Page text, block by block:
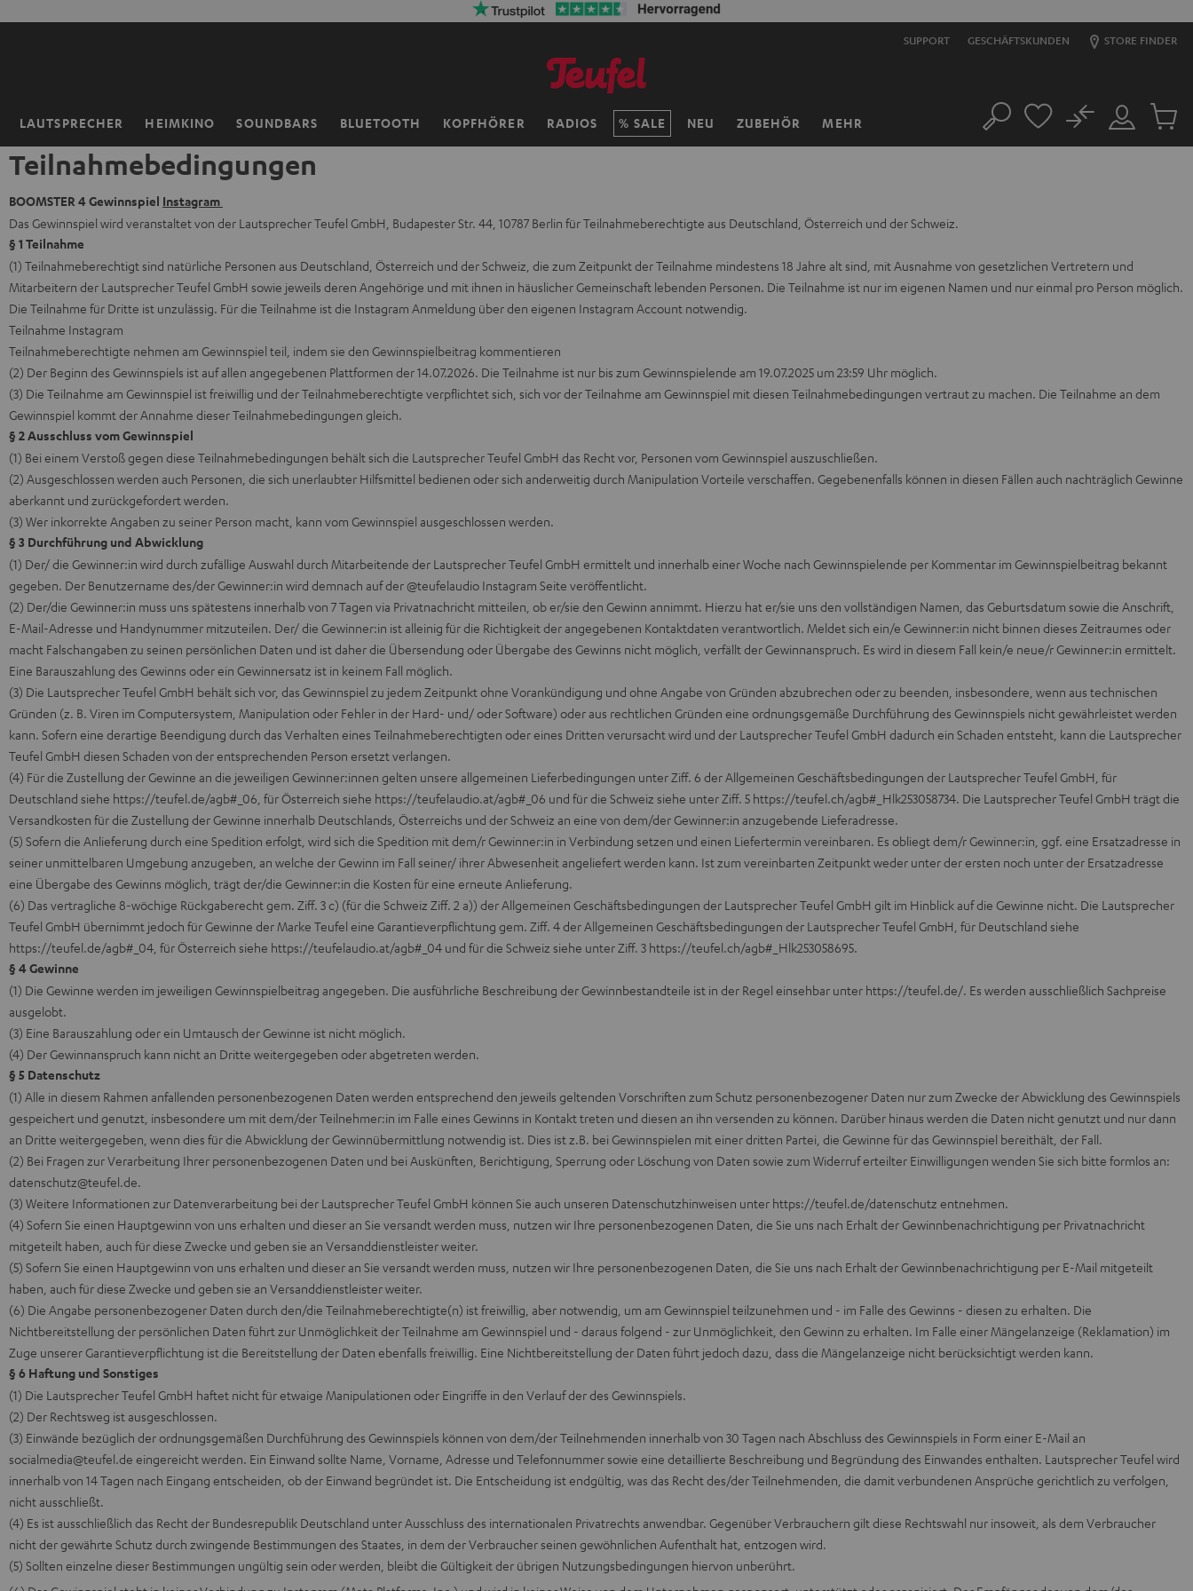
SUPPORT GESCHÄFTSKUNDEN STORE FINDER
LAUTSPRECHER HEIMKINO SOUNDBARS BLUETOOTH KOPFHÖRER RADIOS SALE NEU ZUBEHÖR MEHR
Startseite Suche
Mein
Konto
No
Artikel
Teilnahmebedingungen
BOOMSTER 4 Gewinnspiel Instagram
Das Gewinnspiel wird veranstaltet von der Lautsprecher Teufel GmbH, Budapester Str. 44, 10787 Berlin für Teilnahmeberechtigte aus Deutschland, Österreich und der Schweiz.
§ 1 Teilnahme
(1) Teilnahmeberechtigt sind natürliche Personen aus Deutschland, Österreich und der Schweiz, die zum Zeitpunkt der Teilnahme mindestens 18 Jahre alt sind, mit Ausnahme von gesetzlichen Vertretern und
Mitarbeitern der Lautsprecher Teufel GmbH sowie jeweils deren Angehörige und mit ihnen in häuslicher Gemeinschaft lebenden Personen. Die Teilnahme ist nur im eigenen Namen und nur einmal pro Person möglich.
Die Teilnahme für Dritte ist unzulässig. Für die Teilnahme ist die Instagram Anmeldung über den eigenen Instagram Account notwendig.
Teilnahme Instagram
Teilnahmeberechtigte nehmen am Gewinnspiel teil, indem sie den Gewinnspielbeitrag kommentieren
(2) Der Beginn des Gewinnspiels ist auf allen angegebenen Plattformen der 14.07.2026. Die Teilnahme ist nur bis zum Gewinnspielende am 19.07.2025 um 23:59 Uhr möglich.
(3) Die Teilnahme am Gewinnspiel ist freiwillig und der Teilnahmeberechtigte verpflichtet sich, sich vor der Teilnahme am Gewinnspiel mit diesen Teilnahmebedingungen vertraut zu machen. Die Teilnahme an dem
Gewinnspiel kommt der Annahme dieser Teilnahmebedingungen gleich.
§ 2 Ausschluss vom Gewinnspiel
(1) Bei einem Verstoß gegen diese Teilnahmebedingungen behält sich die Lautsprecher Teufel GmbH das Recht vor, Personen vom Gewinnspiel auszuschließen.
(2) Ausgeschlossen werden auch Personen, die sich unerlaubter Hilfsmittel bedienen oder sich anderweitig durch Manipulation Vorteile verschaffen. Gegebenenfalls können in diesen Fällen auch nachträglich Gewinne
aberkannt und zurückgefordert werden.
(3) Wer inkorrekte Angaben zu seiner Person macht, kann vom Gewinnspiel ausgeschlossen werden.
§ 3 Durchführung und Abwicklung
(1) Der/ die Gewinner:in wird durch zufällige Auswahl durch Mitarbeitende der Lautsprecher Teufel GmbH ermittelt und innerhalb einer Woche nach Gewinnspielende per Kommentar im Gewinnspielbeitrag bekannt
gegeben. Der Benutzername des/der Gewinner:in wird demnach auf der @teufelaudio Instagram Seite veröffentlicht.
(2) Der/die Gewinner:in muss uns spätestens innerhalb von 7 Tagen via Privatnachricht mitteilen, ob er/sie den Gewinn annimmt. Hierzu hat er/sie uns den vollständigen Namen, das Geburtsdatum sowie die Anschrift,
E-Mail-Adresse und Handynummer mitzuteilen. Der/ die Gewinner:in ist alleinig für die Richtigkeit der angegebenen Kontaktdaten verantwortlich. Meldet sich ein/e Gewinner:in nicht binnen dieses Zeitraumes oder
macht Falschangaben zu seinen persönlichen Daten und ist daher die Übersendung oder Übergabe des Gewinns nicht möglich, verfällt der Gewinnanspruch. Es wird in diesem Fall kein/e neue/r Gewinner:in ermittelt.
Eine Barauszahlung des Gewinns oder ein Gewinnersatz ist in keinem Fall möglich.
(3) Die Lautsprecher Teufel GmbH behält sich vor, das Gewinnspiel zu jedem Zeitpunkt ohne Vorankündigung und ohne Angabe von Gründen abzubrechen oder zu beenden, insbesondere, wenn aus technischen
Gründen (z. B. Viren im Computersystem, Manipulation oder Fehler in der Hard- und/ oder Software) oder aus rechtlichen Gründen eine ordnungsgemäße Durchführung des Gewinnspiels nicht gewährleistet werden
kann. Sofern eine derartige Beendigung durch das Verhalten eines Teilnahmeberechtigten oder eines Dritten verursacht wird und der Lautsprecher Teufel GmbH dadurch ein Schaden entsteht, kann die Lautsprecher
Teufel GmbH diesen Schaden von der entsprechenden Person ersetzt verlangen.
(4) Für die Zustellung der Gewinne an die jeweiligen Gewinner:innen gelten unsere allgemeinen Lieferbedingungen unter Ziff. 6 der Allgemeinen Geschäftsbedingungen der Lautsprecher Teufel GmbH, für
Deutschland siehe https://teufel.de/agb#_06 , für Österreich siehe https://teufelaudio.at/agb#_06 und für die Schweiz siehe unter Ziff. 5 https://teufel.ch/agb#_Hlk253058734. Die Lautsprecher Teufel GmbH trägt die
Versandkosten für die Zustellung der Gewinne innerhalb Deutschlands, Österreichs und der Schweiz an eine von dem/der Gewinner:in anzugebende Lieferadresse.
(5) Sofern die Anlieferung durch eine Spedition erfolgt, wird sich die Spedition mit dem/r Gewinner:in in Verbindung setzen und einen Liefertermin vereinbaren. Es obliegt dem/r Gewinner:in, ggf. eine Ersatzadresse in
seiner unmittelbaren Umgebung anzugeben, an welche der Gewinn im Fall seiner/ ihrer Abwesenheit angeliefert werden kann. Ist zum vereinbarten Zeitpunkt weder unter der ersten noch unter der Ersatzadresse
eine Übergabe des Gewinns möglich, trägt der/die Gewinner:in die Kosten für eine erneute Anlieferung.
(6) Das vertragliche 8-wöchige Rückgaberecht gem. Ziff. 3 c) (für die Schweiz Ziff. 2 a)) der Allgemeinen Geschäftsbedingungen der Lautsprecher Teufel GmbH gilt im Hinblick auf die Gewinne nicht. Die Lautsprecher
Teufel GmbH übernimmt jedoch für Gewinne der Marke Teufel eine Garantieverpflichtung gem. Ziff. 4 der Allgemeinen Geschäftsbedingungen der Lautsprecher Teufel GmbH, für Deutschland siehe
https://teufel.de/agb#_04 , für Österreich siehe https://teufelaudio.at/agb#_04 und für die Schweiz siehe unter Ziff. 3 https://teufel.ch/agb#_Hlk253058695.
§ 4 Gewinne
(1) Die Gewinne werden im jeweiligen Gewinnspielbeitrag angegeben. Die ausführliche Beschreibung der Gewinnbestandteile ist in der Regel einsehbar unter https://teufel.de/. Es werden ausschließlich Sachpreise
ausgelobt.
(3) Eine Barauszahlung oder ein Umtausch der Gewinne ist nicht möglich.
(4) Der Gewinnanspruch kann nicht an Dritte weitergegeben oder abgetreten werden.
§ 5 Datenschutz
(1) Alle in diesem Rahmen anfallenden personenbezogenen Daten werden entsprechend den jeweils geltenden Vorschriften zum Schutz personenbezogener Daten nur zum Zwecke der Abwicklung des Gewinnspiels
gespeichert und genutzt, insbesondere um mit dem/der Teilnehmer:in im Falle eines Gewinns in Kontakt treten und diesen an ihn versenden zu können. Darüber hinaus werden die Daten nicht genutzt und nur dann
an Dritte weitergegeben, wenn dies für die Abwicklung der Gewinnübermittlung notwendig ist. Dies ist z.B. bei Gewinnspielen mit einer dritten Partei, die Gewinne für das Gewinnspiel bereithält, der Fall.
(2) Bei Fragen zur Verarbeitung Ihrer personenbezogenen Daten und bei Auskünften, Berichtigung, Sperrung oder Löschung von Daten sowie zum Widerruf erteilter Einwilligungen wenden Sie sich bitte formlos an:
datenschutz@teufel.de.
(3) Weitere Informationen zur Datenverarbeitung bei der Lautsprecher Teufel GmbH können Sie auch unseren Datenschutzhinweisen unter https://teufel.de/datenschutz entnehmen.
(4) Sofern Sie einen Hauptgewinn von uns erhalten und dieser an Sie versandt werden muss, nutzen wir Ihre personenbezogenen Daten, die Sie uns nach Erhalt der Gewinnbenachrichtigung per Privatnachricht
mitgeteilt haben, auch für diese Zwecke und geben sie an Versanddienstleister weiter.
(5) Sofern Sie einen Hauptgewinn von uns erhalten und dieser an Sie versandt werden muss, nutzen wir Ihre personenbezogenen Daten, die Sie uns nach Erhalt der Gewinnbenachrichtigung per E-Mail mitgeteilt
haben, auch für diese Zwecke und geben sie an Versanddienstleister weiter.
(6) Die Angabe personenbezogener Daten durch den/die Teilnahmeberechtigte(n) ist freiwillig, aber notwendig, um am Gewinnspiel teilzunehmen und - im Falle des Gewinns - diesen zu erhalten. Die
Nichtbereitstellung der persönlichen Daten führt zur Unmöglichkeit der Teilnahme am Gewinnspiel und - daraus folgend - zur Unmöglichkeit, den Gewinn zu erhalten. Im Falle einer Mängelanzeige (Reklamation) im
Zuge unserer Garantieverpflichtung ist die Bereitstellung der Daten ebenfalls freiwillig. Eine Nichtbereitstellung der Daten führt jedoch dazu, dass die Mängelanzeige nicht berücksichtigt werden kann.
§ 6 Haftung und Sonstiges
(1) Die Lautsprecher Teufel GmbH haftet nicht für etwaige Manipulationen oder Eingriffe in den Verlauf der des Gewinnspiels.
(2) Der Rechtsweg ist ausgeschlossen.
(3) Einwände bezüglich der ordnungsgemäßen Durchführung des Gewinnspiels können von dem/der Teilnehmenden innerhalb von 30 Tagen nach Abschluss des Gewinnspiels in Form einer E-Mail an
socialmedia@teufel.de eingereicht werden. Ein Einwand sollte Name, Vorname, Adresse und Telefonnummer sowie eine detaillierte Beschreibung und Begründung des Einwandes enthalten. Lautsprecher Teufel wird
innerhalb von 14 Tagen nach Eingang entscheiden, ob der Einwand begründet ist. Die Entscheidung ist endgültig, was das Recht des/der Teilnehmenden, die damit verbundenen Ansprüche gerichtlich zu verfolgen,
nicht ausschließt.
(4) Es ist ausschließlich das Recht der Bundesrepublik Deutschland unter Ausschluss des internationalen Privatrechts anwendbar. Gegenüber Verbrauchern gilt diese Rechtswahl nur insoweit, als dem Verbraucher
nicht der gewährte Schutz durch zwingende Bestimmungen des Staates, in dem der Verbraucher seinen gewöhnlichen Aufenthalt hat, entzogen wird.
(5) Sollten einzelne dieser Bestimmungen ungültig sein oder werden, bleibt die Gültigkeit der übrigen Nutzungsbedingungen hiervon unberührt.